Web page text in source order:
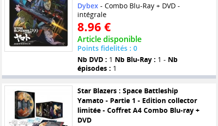
Dybex- Combo Blu-Ray + DVD -
intégrale
8.96 €
Article disponible
Points fidelités : 0
Nb DVD : 1 Nb Blu-Ray : 1 - Nb
épisodes : 1
Star Blazers : Space Battleship
Yamato - Partie 1 - Edition collector
limitée - Coffret A4 Combo Blu-ray +
DVD